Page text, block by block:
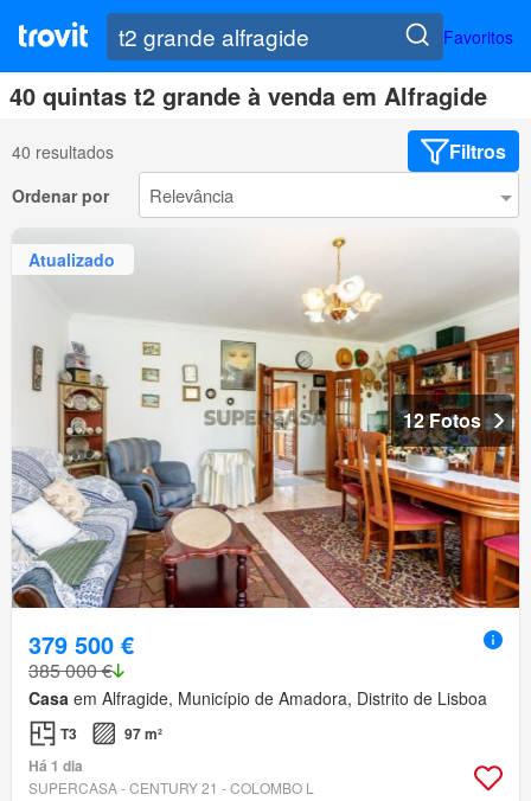
Favoritos
40 quintas t2 grande à venda em Alfragide
40 resultados Filtros
Ordenar por
Atualizado
12 Fotos
379 500 €
385 000 €
Casa em Alfragide, Município de Amadora, Distrito de Lisboa
T3
97 m²
Há 1 dia
SUPERCASA - CENTURY 21 - COLOMBO L